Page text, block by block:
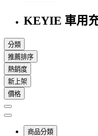
KEYIE 車用
分類
推薦排序
熱銷度
新上架
價格
商品分類